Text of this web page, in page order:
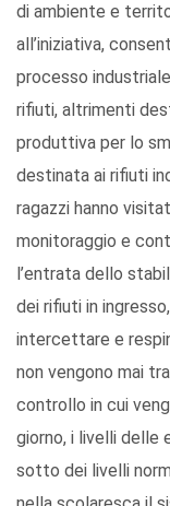
di ambiente e
all’iniziativa,
processo
rifiuti, altrimenti
produttiva per lo
destinata ai rifiuti
ragazzi hanno
monitoraggio e
l’entrata dello
dei rifiuti in
intercettare e
non vengono mai
controllo in cui
giorno, i livelli delle
sotto dei livelli